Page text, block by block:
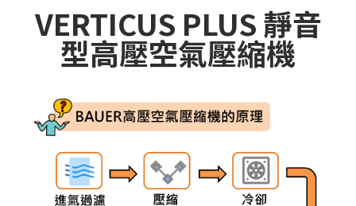
VERTICUS PLUS 靜音
型高壓空氣壓縮機